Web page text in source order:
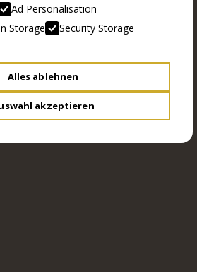
Ad Personalisation
Storage
Security Storage
Alles ablehnen
akzeptieren